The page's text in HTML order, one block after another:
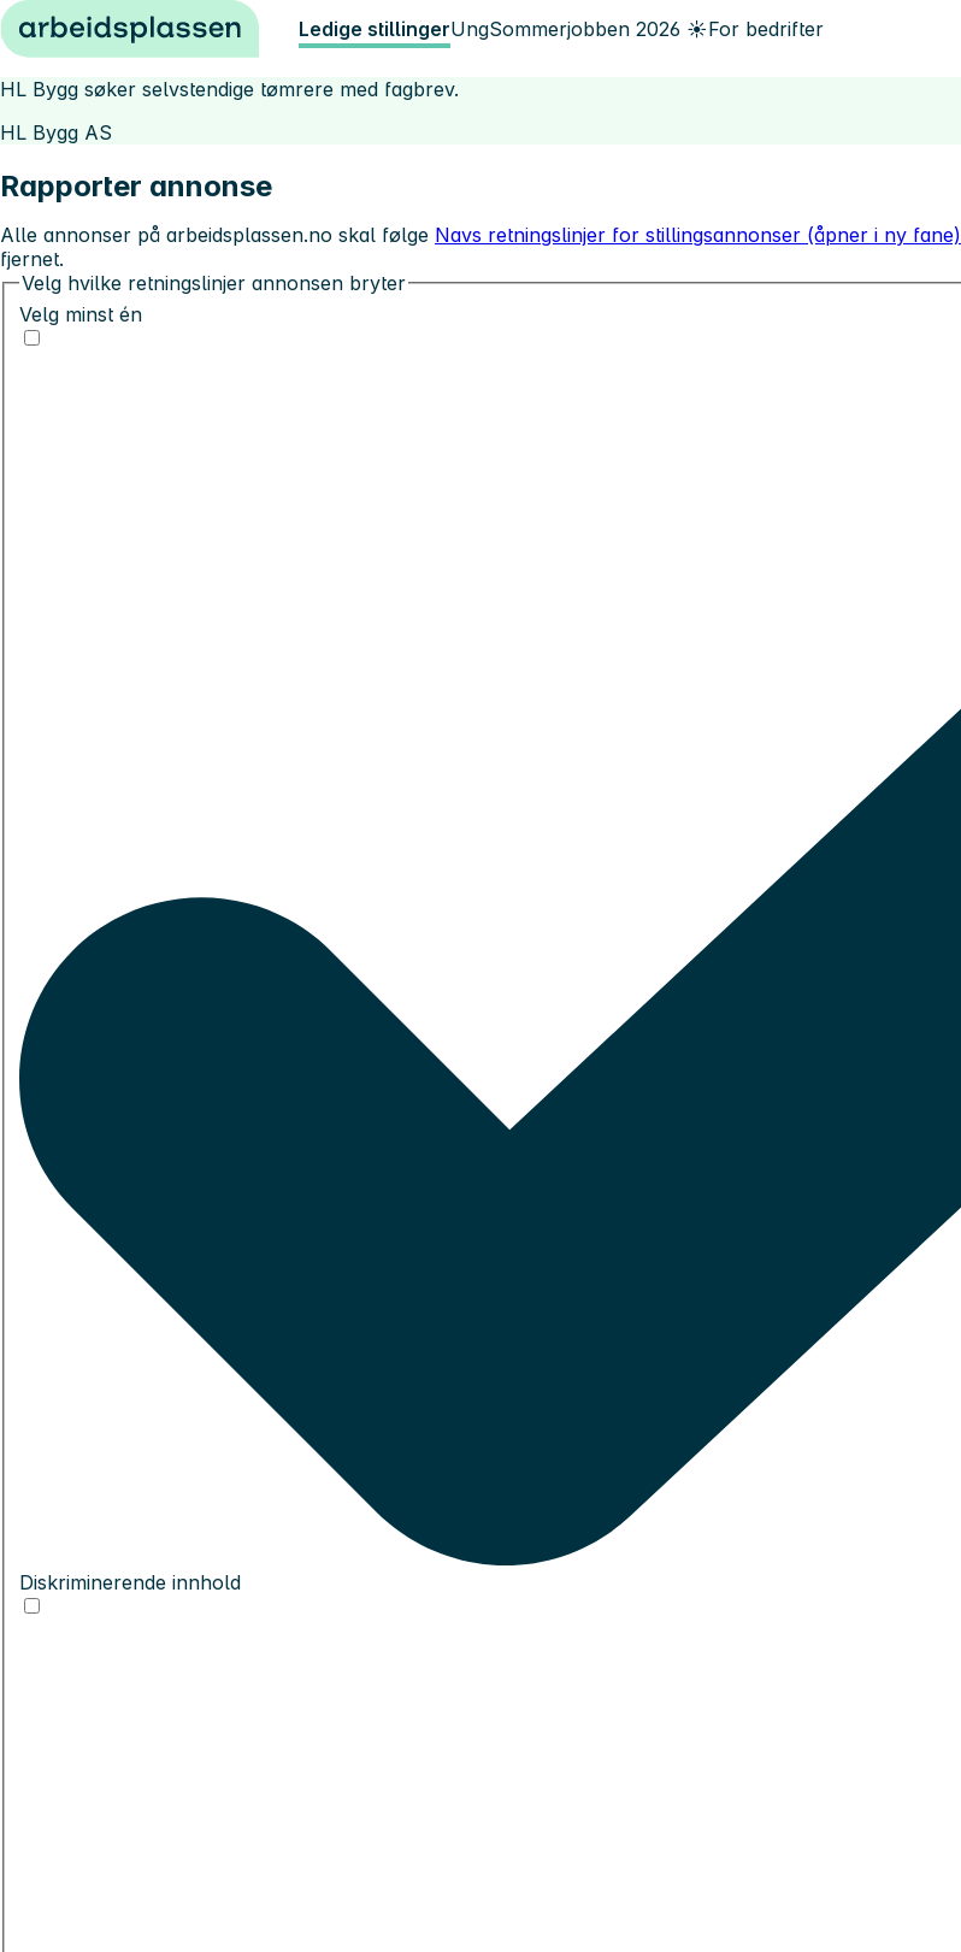
Hopp til innhold Ledige stillingerUngSommerjobben 2026 ☀️For bedrifter
HL Bygg søker selvstendige tømrere med fagbrev.
HL Bygg AS
Rapporter annonse
Alle annonser på arbeidsplassen.no skal følge Navs retningslinjer for stillingsannonser (åpner i ny fane)
fjernet.
Velg hvilke retningslinjer annonsen bryter
Velg minst én
Diskriminerende innhold